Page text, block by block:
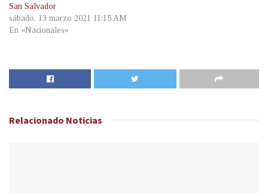
San Salvador
sábado, 13 marzo 2021 11:15 AM
En «Nacionales»
Relacionado Noticias